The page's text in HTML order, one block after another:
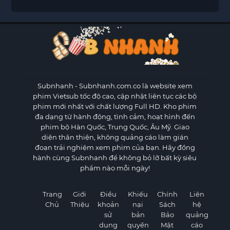
Subnhanh - Subnhanh.com.co là website xem
phim Vietsub tốc độ cao, cập nhật liên tục các bộ
phim mới nhất với chất lượng Full HD. Kho phim
đa dạng từ hành động, tình cảm, hoạt hình đến
phim bộ Hàn Quốc, Trung Quốc, Âu Mỹ. Giao
diện thân thiện, không quảng cáo làm gián
đoạn trải nghiệm xem phim của bạn. Hãy đồng
hành cùng Subnhanh để không bỏ lỡ bất kỳ siêu
phẩm nào mỗi ngày!
Trang
Chủ
Giới
Thiệu
Điều
khoản
sử
dụng
Khiếu
nại
bản
quyền
Chính
Sách
Bảo
Mật
Liên
hệ
quảng
cáo